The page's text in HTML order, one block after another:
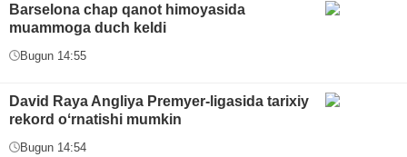
Barselona chap qanot himoyasida
muammoga duch keldi
Bugun 14:55
David Raya Angliya Premyer-ligasida tarixiy
rekord oʻrnatishi mumkin
Bugun 14:54